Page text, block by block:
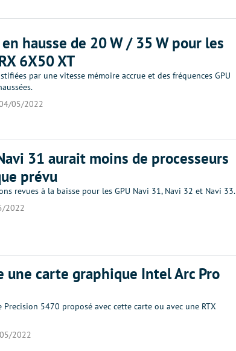
en hausse de 20 W / 35 W pour les
6X50 XT
par une vitesse mémoire accrue et des fréquences GPU
05/2022
31 aurait moins de processeurs
prévu
revues à la baisse pour les GPU Navi 31, Navi 32 et Navi 33.
2022
une carte graphique Intel Arc Pro
Precision 5470 proposé avec cette carte ou avec une RTX
2022